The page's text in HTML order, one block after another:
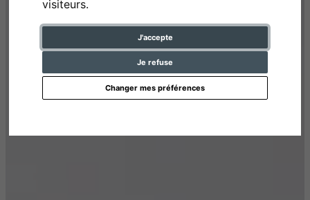
visiteurs.
J'accepte
Je refuse
Changer mes préférences